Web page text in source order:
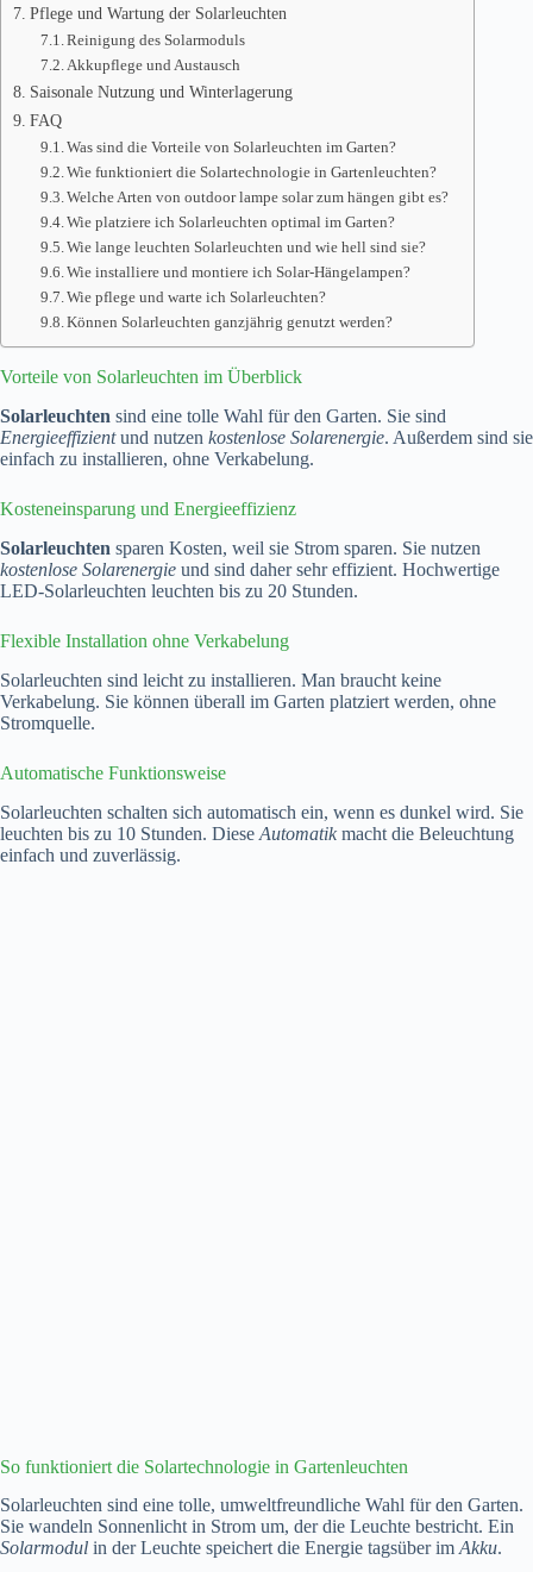
Pflege und Wartung der Solarleuchten
Reinigung des Solarmoduls
Akkupflege und Austausch
Saisonale Nutzung und Winterlagerung
FAQ
Was sind die Vorteile von Solarleuchten im Garten?
Wie funktioniert die Solartechnologie in Gartenleuchten?
Welche Arten von outdoor lampe solar zum hängen gibt es?
Wie platziere ich Solarleuchten optimal im Garten?
Wie lange leuchten Solarleuchten und wie hell sind sie?
Wie installiere und montiere ich Solar-Hängelampen?
Wie pflege und warte ich Solarleuchten?
Können Solarleuchten ganzjährig genutzt werden?
Vorteile von Solarleuchten im Überblick
Solarleuchten sind eine tolle Wahl für den Garten. Sie sind
Energieeffizientund nutzen kostenlose Solarenergie. Außerdem sind sie
einfach zu installieren, ohne Verkabelung.
Kosteneinsparung und Energieeffizienz
Solarleuchten sparen Kosten, weil sie Strom sparen. Sie nutzen
kostenlose Solarenergie und sind daher sehr effizient. Hochwertige
LED-Solarleuchten leuchten bis zu 20 Stunden.
Flexible Installation ohne Verkabelung
Solarleuchten sind leicht zu installieren. Man braucht keine
Verkabelung. Sie können überall im Garten platziert werden, ohne
Stromquelle.
Automatische Funktionsweise
Solarleuchten schalten sich automatisch ein, wenn es dunkel wird. Sie
leuchten bis zu 10 Stunden. Diese Automatik macht die Beleuchtung
einfach und zuverlässig.
So funktioniert die Solartechnologie in Gartenleuchten
Solarleuchten sind eine tolle, umweltfreundliche Wahl für den Garten.
Sie wandeln Sonnenlicht in Strom um, der die Leuchte bestricht. Ein
Solarmodul in der Leuchte speichert die Energie tagsüber imAkku.